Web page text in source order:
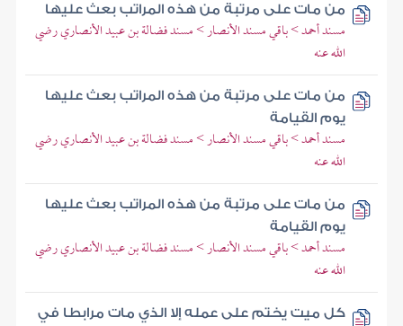
من مات على مرتبة من هذه المراتب بعث عليها
مسند أحمد > باقي مسند الأنصار > مسند فضالة بن عبيد الأنصاري رضي
الله عنه
من مات على مرتبة من هذه المراتب بعث عليها
يوم القيامة
مسند أحمد > باقي مسند الأنصار > مسند فضالة بن عبيد الأنصاري رضي
الله عنه
من مات على مرتبة من هذه المراتب بعث عليها
يوم القيامة
مسند أحمد > باقي مسند الأنصار > مسند فضالة بن عبيد الأنصاري رضي
الله عنه
كل ميت يختم على عمله إلا الذي مات مرابطا في